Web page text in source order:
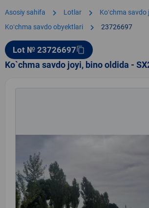
Asosiy sahifa chevron_right Lotlar chevron_right Koʻchma savdo
Koʻchma savdo obyektlari chevron_right 23726697
Lot № 23726697content_copy
Ko`chma savdo joyi, bino oldida -